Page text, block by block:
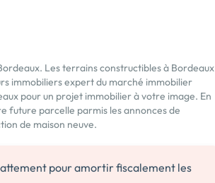
Les terrains constructibles à Bordeaux
immobiliers expert du marché immobilier
pour un projet immobilier à votre image. En
future parcelle parmis les annonces de
de maison neuve.
pour amortir fiscalement les